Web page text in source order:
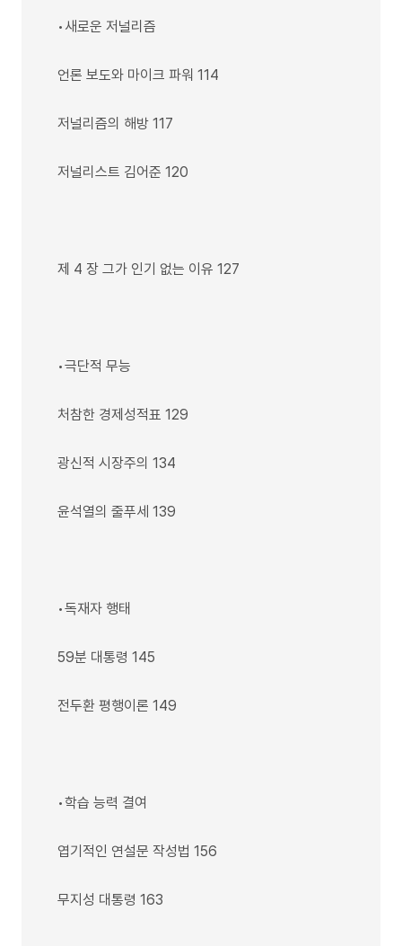
•새로운 저널리즘
언론 보도와 마이크 파워 114
저널리즘의 해방 117
저널리스트 김어준 120
제 4 장 그가 인기 없는 이유 127
•극단적 무능
처참한 경제성적표 129
광신적 시장주의 134
윤석열의 줄푸세 139
•독재자 행태
59분 대통령 145
전두환 평행이론 149
•학습 능력 결여
엽기적인 연설문 작성법 156
무지성 대통령 163